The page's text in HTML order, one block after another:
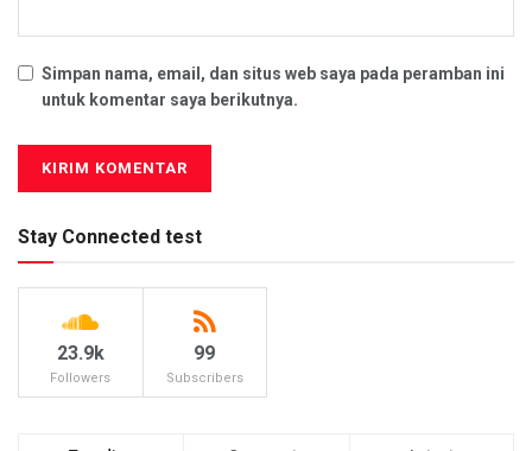
Simpan nama, email, dan situs web saya pada peramban ini
untuk komentar saya berikutnya.
Stay Connected test
23.9k
Followers
99
Subscribers